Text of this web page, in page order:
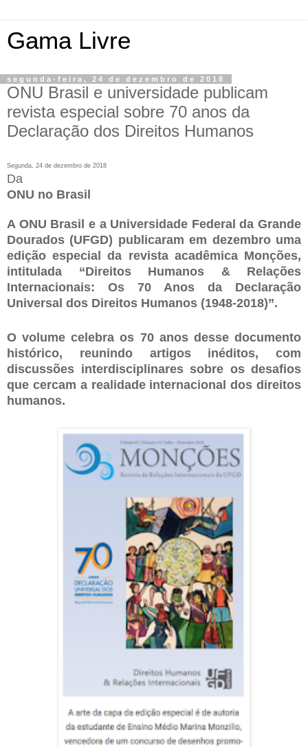
Gama Livre
segunda-feira, 24 de dezembro de 2018
ONU Brasil e universidade publicam
revista especial sobre 70 anos da
Declaração dos Direitos Humanos
Segunda, 24 de dezembro de 2018
Da
ONU no Brasil
A ONU Brasil e a Universidade Federal da Grande
Dourados (UFGD) publicaram em dezembro uma
edição especial da revista acadêmica Monções,
intitulada “Direitos Humanos & Relações
Internacionais: Os 70 Anos da Declaração
Universal dos Direitos Humanos (1948-2018)”.
O volume celebra os 70 anos desse documento
histórico, reunindo artigos inéditos, com
discussões interdisciplinares sobre os desafios
que cercam a realidade internacional dos direitos
humanos.